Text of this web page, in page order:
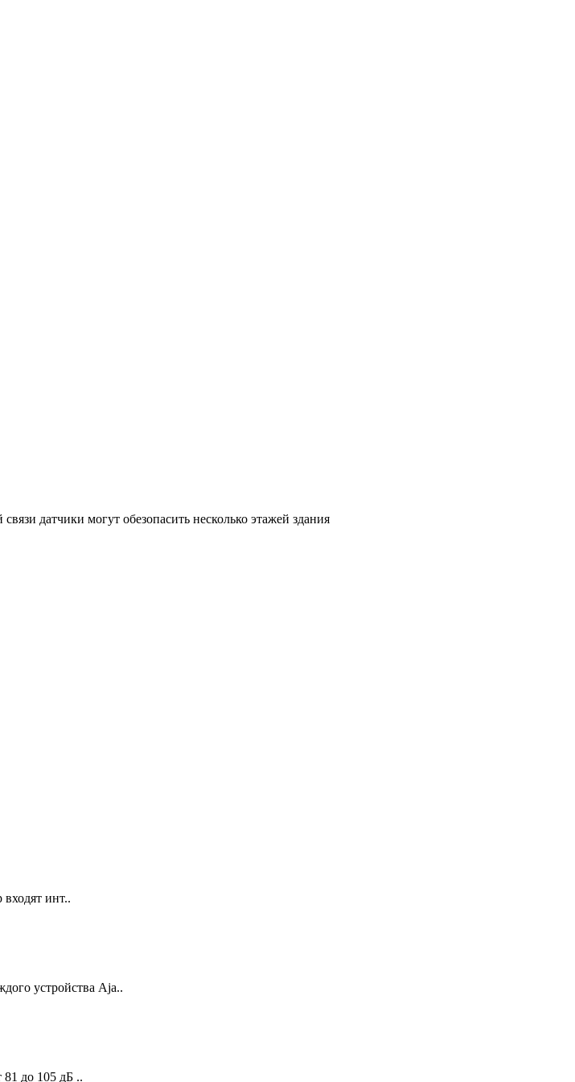
датчики могут обезопасить несколько этажей здания
инт..
устройства Aja..
81 до 105 дБ ..